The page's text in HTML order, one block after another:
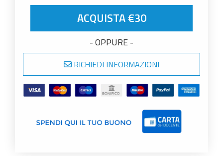
Aggiornamento per Rappresentante dei
ACQUISTA €30
- OPPURE -
RICHIEDI INFORMAZIONI